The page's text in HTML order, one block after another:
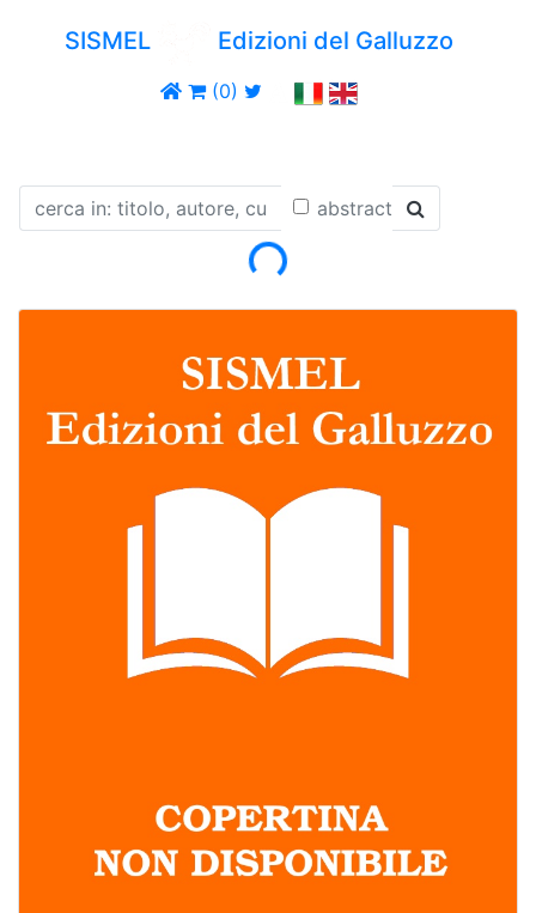
SISMEL Edizioni del Galluzzo
(0)
abstract
Loading...